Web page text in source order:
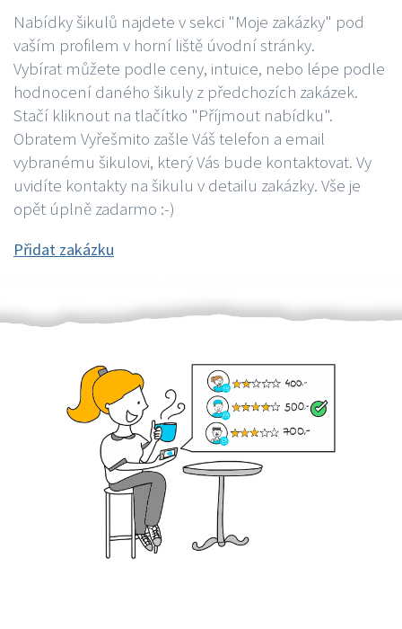
Nabídky šikulů najdete v sekci "Moje zakázky" pod
vaším profilem v horní liště úvodní stránky.
Vybírat můžete podle ceny, intuice, nebo lépe podle
hodnocení daného šikuly z předchozích zakázek.
Stačí kliknout na tlačítko "Příjmout nabídku".
Obratem Vyřešmito zašle Váš telefon a email
vybranému šikulovi, který Vás bude kontaktovat. Vy
uvidíte kontakty na šikulu v detailu zakázky. Vše je
opět úplně zadarmo :-)
Přidat zakázku